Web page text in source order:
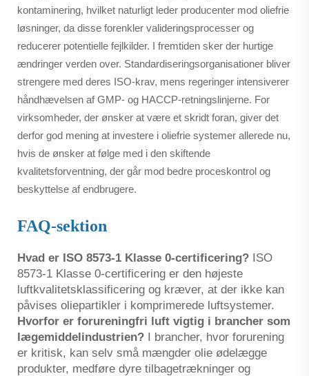
kontaminering, hvilket naturligt leder producenter mod oliefrie
løsninger, da disse forenkler valideringsprocesser og
reducerer potentielle fejlkilder. I fremtiden sker der hurtige
ændringer verden over. Standardiseringsorganisationer bliver
strengere med deres ISO-krav, mens regeringer intensiverer
håndhævelsen af GMP- og HACCP-retningslinjerne. For
virksomheder, der ønsker at være et skridt foran, giver det
derfor god mening at investere i oliefrie systemer allerede nu,
hvis de ønsker at følge med i den skiftende
kvalitetsforventning, der går mod bedre proceskontrol og
beskyttelse af endbrugere.
FAQ-sektion
Hvad er ISO 8573-1 Klasse 0-certificering? ISO
8573-1 Klasse 0-certificering er den højeste
luftkvalitetsklassificering og kræver, at der ikke kan
påvises oliepartikler i komprimerede luftsystemer.
Hvorfor er forureningfri luft vigtig i brancher som
lægemiddelindustrien? I brancher, hvor forurening
er kritisk, kan selv små mængder olie ødelægge
produkter, medføre dyre tilbagetrækninger og